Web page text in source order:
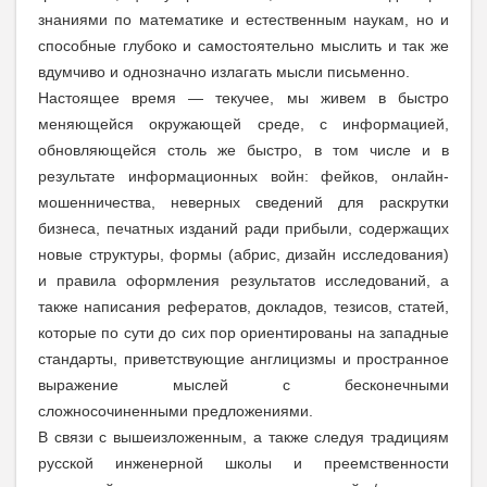
знаниями по математике и естественным наукам, но и
способные глубоко и самостоятельно мыслить и так же
вдумчиво и однозначно излагать мысли письменно.
Настоящее время — текучее, мы живем в быстро
меняющейся окружающей среде, с информацией,
обновляющейся столь же быстро, в том числе и в
результате информационных войн: фейков, онлайн-
мошенничества, неверных сведений для раскрутки
бизнеса, печатных изданий ради прибыли, содержащих
новые структуры, формы (абрис, дизайн исследования)
и правила оформления результатов исследований, а
также написания рефератов, докладов, тезисов, статей,
которые по сути до сих пор ориентированы на западные
стандарты, приветствующие англицизмы и пространное
выражение мыслей с бесконечными
сложносочиненными предложениями.
В связи с вышеизложенным, а также следуя традициям
русской инженерной школы и преемственности